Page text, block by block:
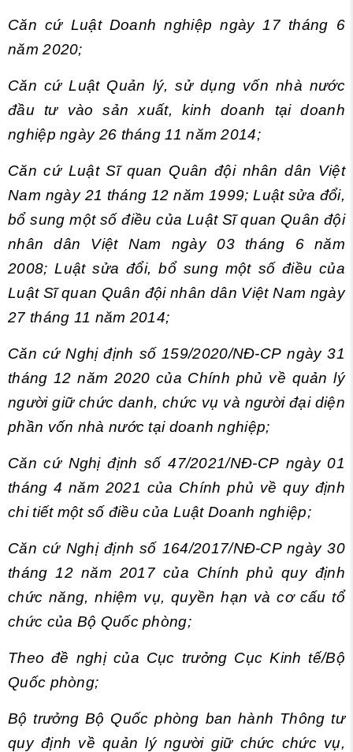
Căn cứ Luật Doanh nghiệp ngày 17 tháng 6
năm 2020;
Căn cứ Luật Quản lý, sử dụng vốn nhà nước
đầu tư vào sản xuất, kinh doanh tại doanh
nghiệp ngày 26 tháng 11 năm 2014;
Căn cứ Luật Sĩ quan Quân đội nhân dân Việt
Nam ngày 21 tháng 12 năm 1999; Luật sửa đổi,
bổ sung một số điều của Luật Sĩ quan Quân đội
nhân dân Việt Nam ngày 03 tháng 6 năm
2008; Luật sửa đổi, bổ sung một số điều của
Luật Sĩ quan Quân đội nhân dân Việt Nam ngày
27 tháng 11 năm 2014;
Căn cứ Nghị định số 159/2020/NĐ-CP ngày 31
tháng 12 năm 2020 của Chính phủ về quản lý
người giữ chức danh, chức vụ và người đại diện
phần vốn nhà nước tại doanh nghiệp;
Căn cứ Nghị định số 47/2021/NĐ-CP ngày 01
tháng 4 năm 2021 của Chính phủ về quy định
chi tiết một số điều của Luật Doanh nghiệp;
Căn cứ Nghị định số 164/2017/NĐ-CP ngày 30
tháng 12 năm 2017 của Chính phủ quy định
chức năng, nhiệm vụ, quyền hạn và cơ cấu tổ
chức của Bộ Quốc phòng;
Theo đề nghị của Cục trưởng Cục Kinh tế/Bộ
Quốc phòng;
Bộ trưởng Bộ Quốc phòng ban hành Thông tư
quy định về quản lý người giữ chức chức vụ,